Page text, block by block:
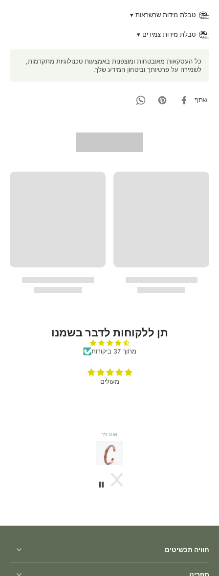
טבלת מידות שרשראות ▾
טבלת מידות צמידים ▾
כל העסקאות מאובטחות ומוצפנות באמצעות טכנולוגיות מתקדמות,
לשמירה על פרטיותך וביטחון המידע שלך.
שתף
תן ללקוחות לדבר בשמנו
מתוך 37 ביקורות
חוויה תכשיטים
תפריט